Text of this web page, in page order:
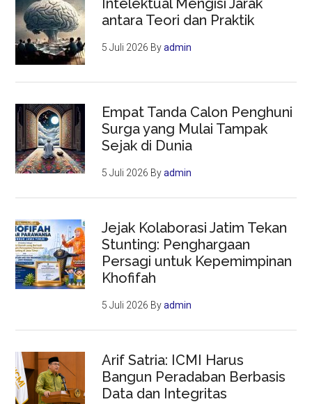
Intelektual Mengisi Jarak
antara Teori dan Praktik
5 Juli 2026 Byadmin
Empat Tanda Calon Penghuni
Surga yang Mulai Tampak
Sejak di Dunia
5 Juli 2026 Byadmin
Jejak Kolaborasi Jatim Tekan
Stunting: Penghargaan
Persagi untuk Kepemimpinan
Khofifah
5 Juli 2026 Byadmin
Arif Satria: ICMI Harus
Bangun Peradaban Berbasis
Data dan Integritas